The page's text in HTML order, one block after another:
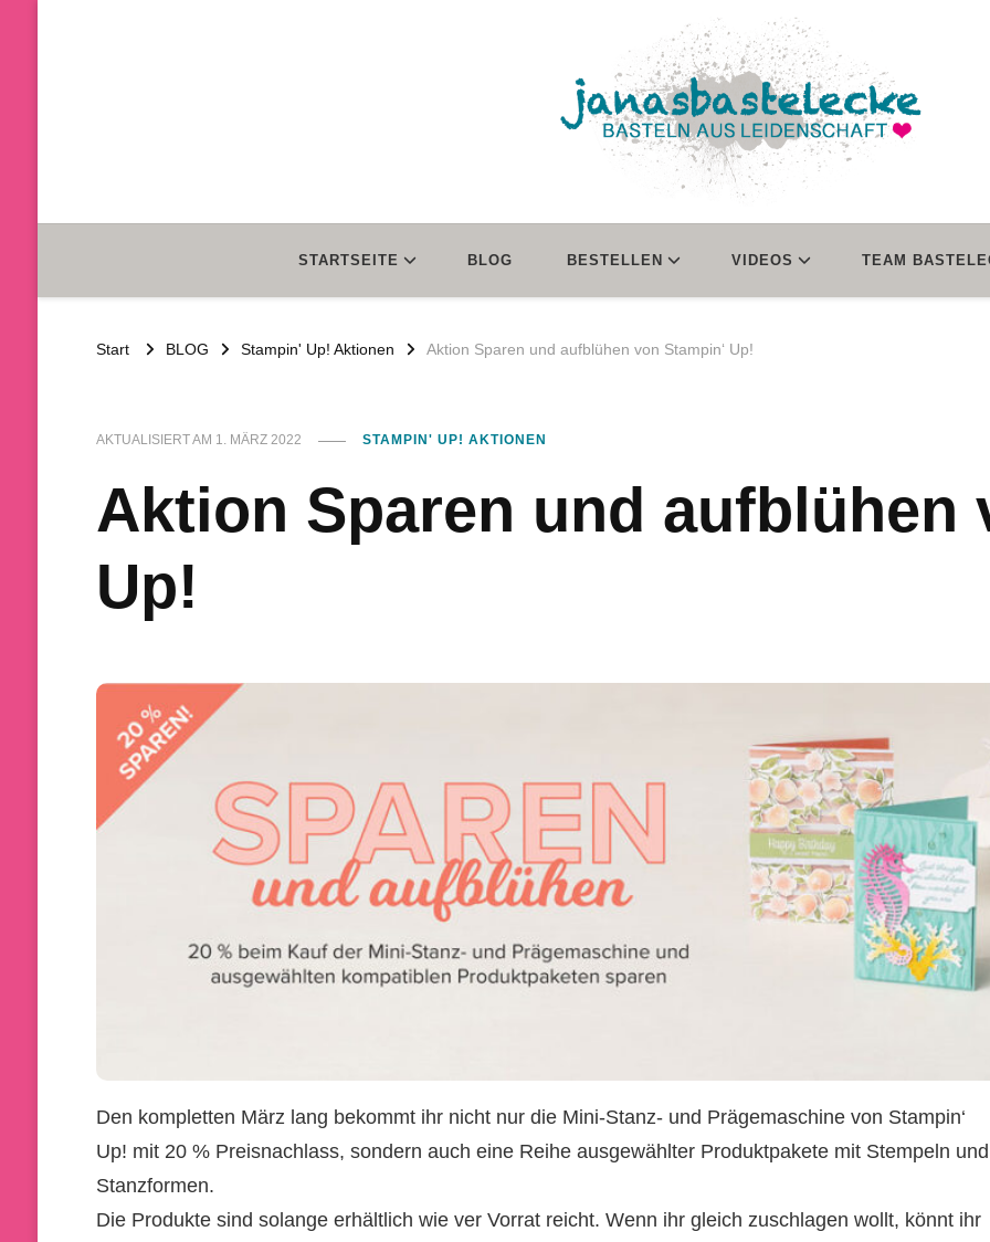
Basteln aus Leidenschaft
STARTSEITE BLOG BESTELLEN VIDEOS TEAM
Start BLOG Stampin' Up! Aktionen Aktion Sparen und aufblühen von Stampin‘ Up!
AKTUALISIERT AM 1. MÄRZ 2022 STAMPIN' UP! AKTIONEN
Aktion Sparen und aufblühen
Up!
Den kompletten März lang bekommt ihr nicht nur die Mini-Stanz- und Prägemaschine von Stampin‘
Up! mit 20 % Preisnachlass, sondern auch eine Reihe ausgewählter Produktpakete mit Stempeln und
Stanzformen.
Die Produkte sind solange erhältlich wie ver Vorrat reicht. Wenn ihr gleich zuschlagen wollt, könnt ihr